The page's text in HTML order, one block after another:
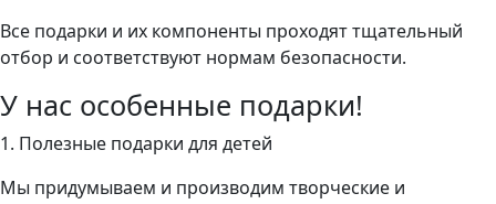
Все подарки и их компоненты проходят тщательный
отбор и соответствуют нормам безопасности.
У нас особенные подарки!
1. Полезные подарки для детей
Мы придумываем и производим творческие и